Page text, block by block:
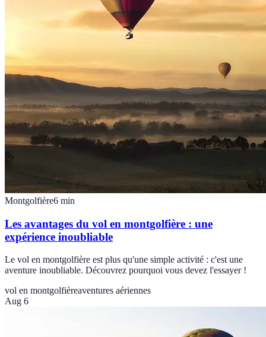
Montgolfière6 min
Les avantages du vol en montgolfière : une
expérience inoubliable
Le vol en montgolfière est plus qu'une simple activité : c'est une
aventure inoubliable. Découvrez pourquoi vous devez l'essayer !
vol en montgolfièreaventures aériennes
Aug 6